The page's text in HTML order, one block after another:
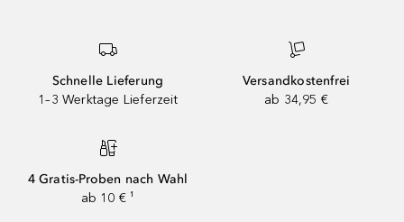
Schnelle Lieferung
1–3 Werktage Lieferzeit
Versandkostenfrei
ab 34,95 €
4 Gratis-Proben nach Wahl
ab 10 € ¹